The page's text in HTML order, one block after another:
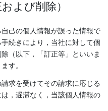
よび削除）
己の個人情報が誤った情報で
続きにより，当社に対して個
（以下，「訂正等」といいま
す。
求を受けてその請求に応じる
，遅滞なく，当該個人情報の